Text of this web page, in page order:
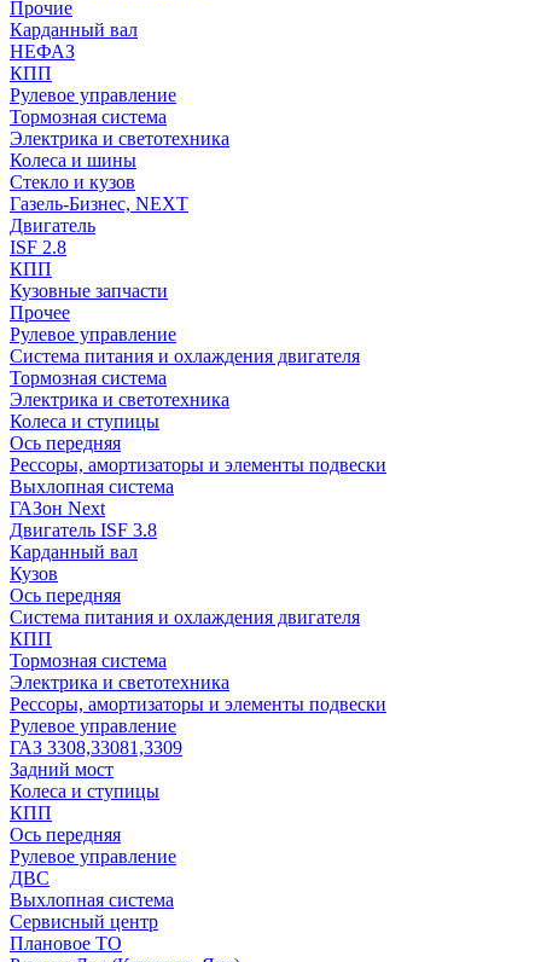
Прочие
Карданный вал
НЕФАЗ
КПП
Рулевое управление
Тормозная система
Электрика и светотехника
Колеса и шины
Стекло и кузов
Газель-Бизнес, NEXT
Двигатель
ISF 2.8
КПП
Кузовные запчасти
Прочее
Рулевое управление
Система питания и охлаждения двигателя
Тормозная система
Электрика и светотехника
Колеса и ступицы
Ось передняя
Рессоры, амортизаторы и элементы подвески
Выхлопная система
ГАЗон Next
Двигатель ISF 3.8
Карданный вал
Кузов
Ось передняя
Система питания и охлаждения двигателя
КПП
Тормозная система
Электрика и светотехника
Рессоры, амортизаторы и элементы подвески
Рулевое управление
ГАЗ 3308,33081,3309
Задний мост
Колеса и ступицы
КПП
Ось передняя
Рулевое управление
ДВС
Выхлопная система
Сервисный центр
Плановое ТО